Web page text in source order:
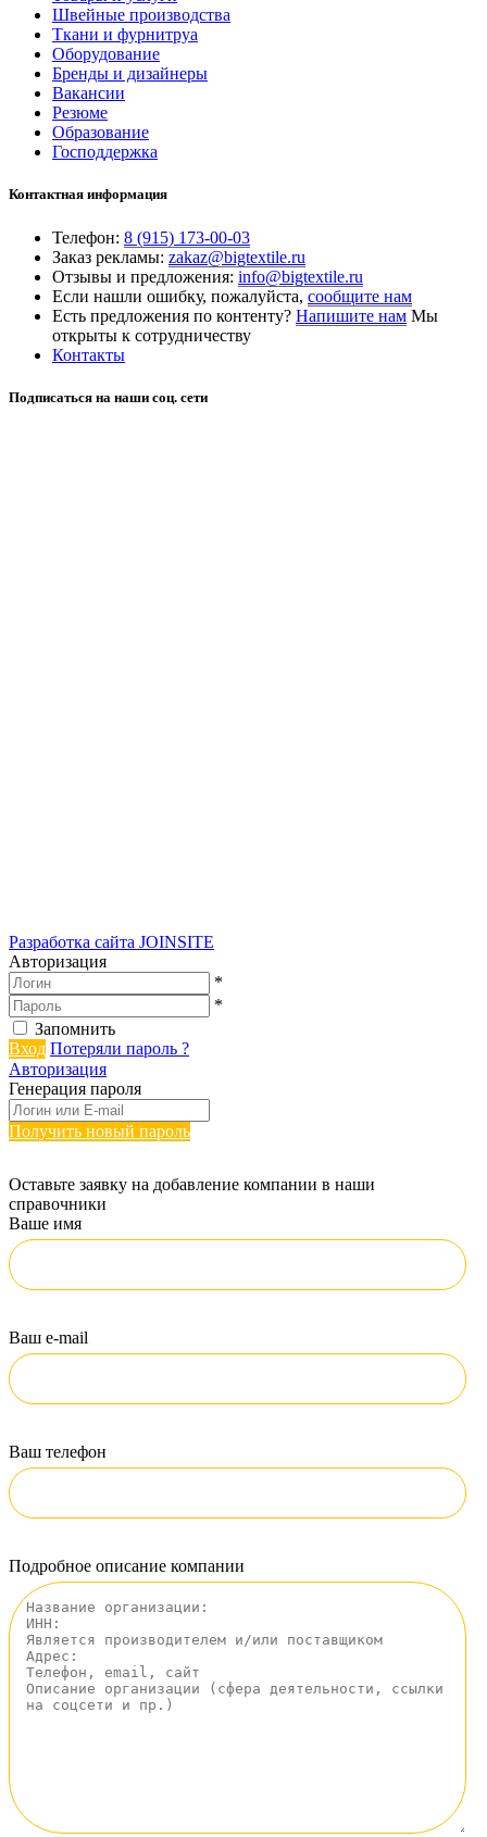
Швейные производства
Ткани и фурнитруа
Оборудование
Бренды и дизайнеры
Вакансии
Резюме
Образование
Господдержка
Контактная информация
Телефон: 8 (915) 173-00-03
Заказ рекламы: zakaz@bigtextile.ru
Отзывы и предложения: info@bigtextile.ru
Если нашли ошибку, пожалуйста, сообщите нам
Есть предложения по контенту? Напишите нам Мы
открыты к сотрудничеству
Контакты
Подписаться на наши соц. сети
Разработка сайта JOINSITE
Авторизация
*
*
Запомнить
Вход Потеряли пароль ?
Авторизация
Генерация пароля
Получить новый пароль
Оставьте заявку на добавление компании в наши
справочники
Ваше имя
Ваш e-mail
Ваш телефон
Подробное описание компании